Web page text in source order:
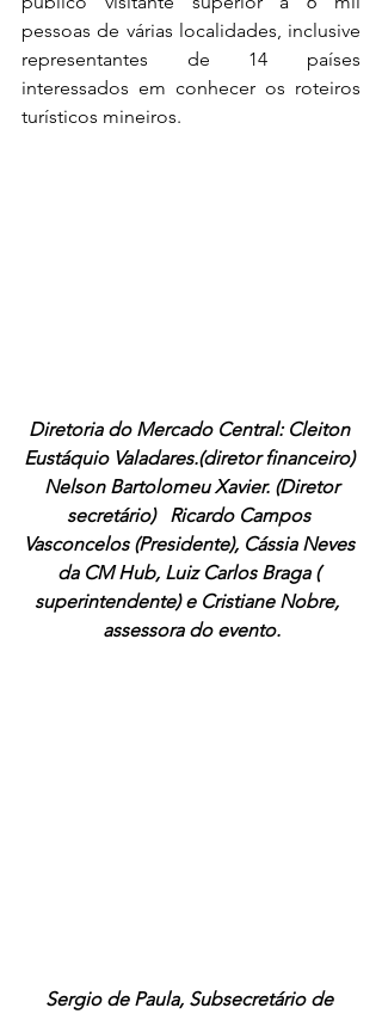
pessoas de várias localidades, inclusive
representantes de 14 países
interessados em conhecer os roteiros
turísticos mineiros.
Diretoria do Mercado Central: Cleiton
Eustáquio Valadares.(diretor financeiro)
Nelson Bartolomeu Xavier. (Diretor
secretário)   Ricardo Campos
Vasconcelos (Presidente), Cássia Neves
da CM Hub, Luiz Carlos Braga (
superintendente) e Cristiane Nobre,
assessora do evento.
Sergio de Paula, Subsecretário de